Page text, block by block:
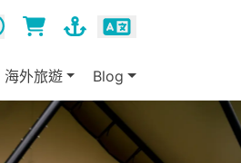
海外旅遊 Blog